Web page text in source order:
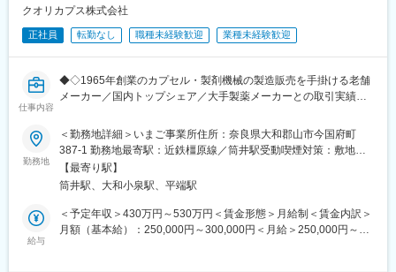
を拡大していきます。
※半期に1回（期間：少なくて1週間～3週間）程の海外出張があり
ます。
■組織構成：
5名(男性2名、女性3名)の部署ですが、現在管理職2名での業務と
なっています。※育休中のため3名不在
■会社の特徴：
当社は、1947年の創業以来、内服固形剤における製造技術の研鑽
並びに品質管理の向上に励み、医薬品受託加工業界のリーディン
グカンパニーとして、お客様のニーズに真摯にこたえてきまし
からもお客様の期待と信頼にお応えするとともに、具体的なビジ
ョンを掲げ、全社一丸となり健康企業づくり及び経営基盤の強化
クオリカプス株式会社
正社員 転勤なし 職種未経験歓迎 業種未経験歓迎
仕事内容
◆◇1965年創業のカプセル・製剤機械の製造販売を手掛ける老舗
メーカー／国内トップシェア／大手製薬メーカーとの取引実績多
務可／年休128日でワークライフバランス◎◆◇
■採用背景：
現在、お客様からの引き合いが増加しており、対応力強化が急務
です。また今後は、海外展開にもさらに注力していき事業成長を
進めていくため、体制強化を目的とした採用を行います。
勤務地
＜勤務地詳細＞いまご事業所住所：奈良県大和郡山市今国府町
387-1 勤務地最寄駅：近鉄橿原線／筒井駅受動喫煙対策：敷地内
全面禁煙
【最寄り駅】
筒井駅、大和小泉駅、平端駅
給与
＜予定年収＞430万円～530万円＜賃金形態＞月給制＜賃金内訳＞
月額（基本給）：250,000円～300,000円＜月給＞250,000円～